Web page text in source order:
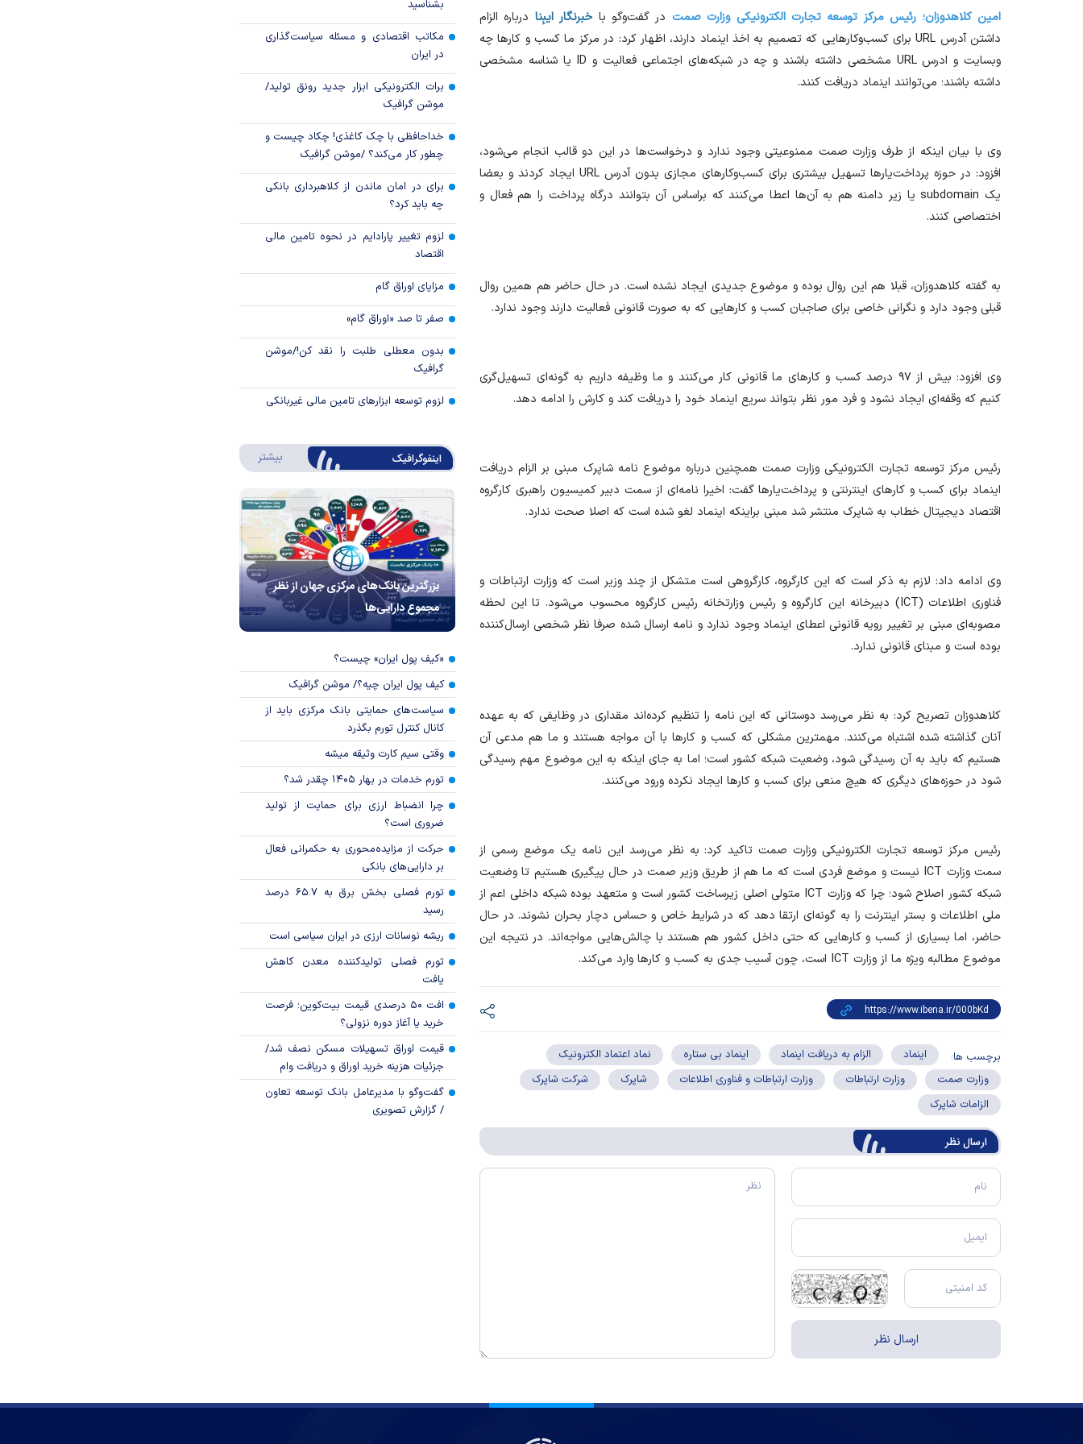
امین کلاهدوزان؛ رئیس مرکز توسعه تجارت الکترونیکی وزارت صمت در گفت‌وگو با خبرنگارایبِنا درباره الزام
داشتن آدرس URL برای کسب‌وکار‌هایی که تصمیم به اخذ اینماد دارند، اظهار کرد: در مرکز ما کسب و کار‌ها چه
وبسایت و ادرس URL مشخصی داشته باشند و چه در شبکه‌های اجتماعی فعالیت و ID یا شناسه مشخصی
داشته باشند؛ می‌توانند اینماد دریافت کنند.
وی با بیان اینکه از طرف وزارت صمت ممنوعیتی وجود ندارد و درخواست‌ها در این دو قالب انجام می‌شود،
افزود: در حوزه پرداخت‌یار‌ها تسهیل بیشتری برای کسب‌وکار‌های مجازی بدون آدرس URL ایجاد کردند و بعضا
یک subdomain یا زیر دامنه هم به آن‌ها اعطا می‌کنند که براساس آن بتوانند درگاه پرداخت را هم فعال و
اختصاصی کنند.
به گفته کلاهدوزان، قبلا هم این روال بوده و موضوع جدیدی ایجاد نشده است. در حال حاضر هم همین روال
قبلی وجود دارد و نگرانی خاصی برای صاجبان کسب و کار‌هایی که به صورت قانونی فعالیت دارند وجود ندارد.
وی افزود: بیش از ۹۷ درصد کسب و کار‌های ما قانونی کار می‌کنند و ما وظیفه داریم به گونه‌ای تسهیل‌گری
کنیم که وقفه‌ای ایجاد نشود و فرد مور نظر بتواند سریع اینماد خود را دریافت کند و کارش را ادامه دهد.
رئیس مرکز توسعه تجارت الکترونیکی وزارت صمت همچنین درباره موضوع نامه شاپرک مبنی بر الزام دریافت
اینماد برای کسب و کار‌های اینترنتی و پرداخت‌یار‌ها گفت: اخیرا نامه‌ای از سمت دبیر کمیسیون راهبری کارگروه
اقتصاد دیجیتال خطاب به شاپرک منتشر شد مبنی براینکه اینماد لغو شده است که اصلا صحت ندارد.
وی ادامه داد: لازم به ذکر است که این کارگروه، کارگروهی است متشکل از چند وزیر است که وزارت ارتباطات و
فناوری اطلاعات (ICT) دبیرخانه این کارگروه و رئیس وزارتخانه رئیس کارگروه محسوب می‌شود. تا این لحظه
مصوبه‌ای مبنی بر تغییر رویه قانونی اعطای اینماد وجود ندارد و نامه ارسال شده صرفا نظر شخصی ارسال‌کننده
بوده است و مبنای قانونی ندارد.
کلاهدوزان تصریح کرد: به نظر می‌رسد دوستانی که این نامه را تنظیم کرده‌اند مقداری در وظایفی که به عهده
آنان گذاشته شده اشتباه می‌کنند. مهمترین مشکلی که کسب و کار‌ها با آن مواجه هستند و ما هم مدعی آن
هستیم که باید به آن رسیدگی شود، وضعیت شبکه کشور است؛ اما به جای اینکه به این موضوع مهم رسیدگی
شود در حوزه‌های دیگری که هیچ منعی برای کسب و کار‌ها ایجاد نکرده ورود می‌کنند.
رئیس مرکز توسعه تجارت الکترونیکی وزارت صمت تاکید کرد: به نظر می‌رسد این نامه یک موضع رسمی از
سمت وزارت ICT نیست و موضع فردی است که ما هم از طریق وزیر صمت در حال پیگیری هستیم تا وضعیت
شبکه کشور اصلاح شود؛ چرا که وزارت ICT متولی اصلی زیرساخت کشور است و متعهد بوده شبکه داخلی اعم از
ملی اطلاعات و بستر اینترنت را به گونه‌ای ارتقا دهد که در شرایط خاص و حساس دچار بحران نشوند. در حال
حاضر، اما بسیاری از کسب و کار‌هایی که حتی داخل کشور هم هستند با چالش‌هایی مواجه‌اند. در نتیجه این
موضوع مطالبه ویژه ما از وزارت ICT است، چون آسیب جدی به کسب و کار‌ها وارد می‌کند.
برچسب ها: اینماد الزام به دریافت اینماد اینماد بی ستاره
نماد اعتماد الکترونیک
وزارت صمت
وزارت ارتباطات وزارت ارتباطات و فناوری اطلاعات شاپرک
شرکت شاپرک
الزامات شاپرک
ارسال‌ نظر
جزئیات فعال‌سازی «کیف پول ایران»
استفاده واردکنندگان اقلام سلامت‌محور
شد
بشناسید
مکاتب اقتصادی و مسئله سیاست‌گذاری
در ایران
برات الکترونیکی ابزار جدید رونق تولید/
موشن گرافیک
خداحافظی با چک کاغذی! چکاد چیست و
چطور کار می‌کند؟ /موشن گرافیک
برای در امان ماندن از کلاهبرداری بانکی
چه باید کرد؟
لزوم تغییر پارادایم در نحوه تامین مالی
اقتصاد
مزایای اوراق گام
صفر تا صد «اوراق گام»
بدون معطلی طلبت را نقد کن!/موشن
گرافیک
لزوم توسعه ابزارهای تامین مالی غیربانکی
اینفوگرافیک بیشتر درباره اینفوگرافیک
بزرگترین بانک‌های مرکزی جهان از نظر
مجموع دارایی‌ها
«کیف پول ایران» چیست؟
کیف پول ایران چیه؟/ موشن گرافیک
سیاست‌های حمایتی بانک مرکزی باید از
کانال کنترل تورم بگذرد
وقتی سیم کارت وثیقه میشه
تورم خدمات در بهار ۱۴۰۵ چقدر شد؟
چرا انضباط ارزی برای حمایت از تولید
ضروری است؟
حرکت از مزایده‌محوری به حکمرانی فعال
بر دارایی‌های بانکی
تورم فصلی بخش برق به ۶۵.۷ درصد
رسید
ریشه نوسانات ارزی در ایران سیاسی است
تورم فصلی تولیدکننده معدن کاهش
یافت
افت ۵۰ درصدی قیمت بیت‌کوین؛ فرصت
خرید یا آغاز دوره نزولی؟
قیمت اوراق تسهیلات مسکن نصف شد/
جزئیات هزینه خرید اوراق و دریافت وام
گفت‌وگو با مدیرعامل بانک توسعه تعاون
/ گزارش تصویری